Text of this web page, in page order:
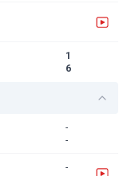
1
6
-
-
-